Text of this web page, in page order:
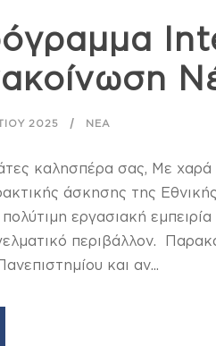
2025 ΝΈΑ
καλησπέρα σας, Με
άσκησης της
εργασιακή
περιβάλλον.
και αν...